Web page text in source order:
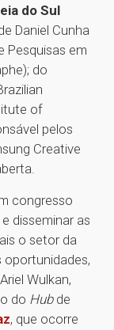
do Sul
Daniel Cunha
Pesquisas em
do
of
pelos
Creative
congresso
disseminar as
o setor da
Wulkan,
do Hubde
, que ocorre